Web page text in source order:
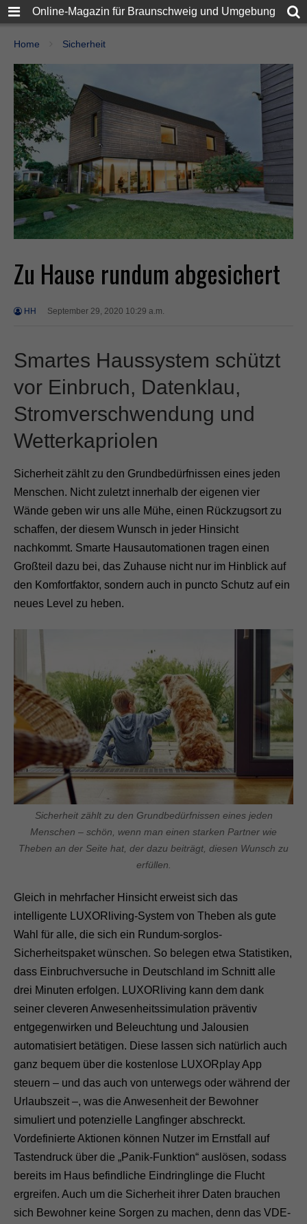
Online-Magazin für Braunschweig und Umgebung
Home Sicherheit
Zu Hause rundum abgesichert
HH September 29, 2020 10:29 a.m.
Smartes Haussystem schützt
vor Einbruch, Datenklau,
Stromverschwendung und
Wetterkapriolen
Sicherheit zählt zu den Grundbedürfnissen eines jeden
Menschen. Nicht zuletzt innerhalb der eigenen vier
Wände geben wir uns alle Mühe, einen Rückzugsort zu
schaffen, der diesem Wunsch in jeder Hinsicht
nachkommt. Smarte Hausautomationen tragen einen
Großteil dazu bei, das Zuhause nicht nur im Hinblick auf
den Komfortfaktor, sondern auch in puncto Schutz auf ein
neues Level zu heben.
Sicherheit zählt zu den Grundbedürfnissen eines jeden
Menschen – schön, wenn man einen starken Partner wie
Theben an der Seite hat, der dazu beiträgt, diesen Wunsch zu
erfüllen.
Gleich in mehrfacher Hinsicht erweist sich das
intelligente LUXORliving-System von Theben als gute
Wahl für alle, die sich ein Rundum-sorglos-
Sicherheitspaket wünschen. So belegen etwa Statistiken,
dass Einbruchversuche in Deutschland im Schnitt alle
drei Minuten erfolgen. LUXORliving kann dem dank
seiner cleveren Anwesenheitssimulation präventiv
entgegenwirken und Beleuchtung und Jalousien
automatisiert betätigen. Diese lassen sich natürlich auch
ganz bequem über die kostenlose LUXORplay App
steuern – und das auch von unterwegs oder während der
Urlaubszeit –, was die Anwesenheit der Bewohner
simuliert und potenzielle Langfinger abschreckt.
Vordefinierte Aktionen können Nutzer im Ernstfall auf
Tastendruck über die „Panik-Funktion“ auslösen, sodass
bereits im Haus befindliche Eindringlinge die Flucht
ergreifen. Auch um die Sicherheit ihrer Daten brauchen
sich Bewohner keine Sorgen zu machen, denn das VDE-